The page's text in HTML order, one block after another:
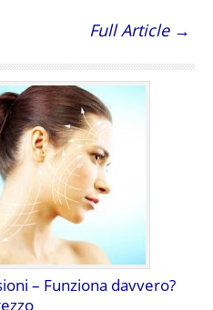
Full Article →
– Funziona davvero?